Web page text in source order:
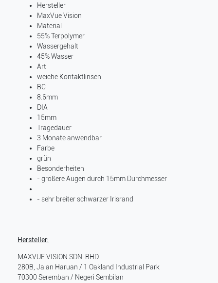
Hersteller
MaxVue Vision
Material
55% Terpolymer
Wassergehalt
45% Wasser
Art
weiche Kontaktlinsen
BC
8.6mm
DIA
15mm
Tragedauer
3 Monate anwendbar
Farbe
grün
Besonderheiten
- größere Augen durch 15mm Durchmesser
- sehr breiter schwarzer Irisrand
Hersteller:
MAXVUE VISION SDN. BHD.
280B, Jalan Haruan / 1 Oakland Industrial Park
70300 Seremban / Negeri Sembilan